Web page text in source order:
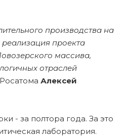
производства на
проекта
массива,
отраслей
Алексей
- за полтора года. За это
лаборатория.